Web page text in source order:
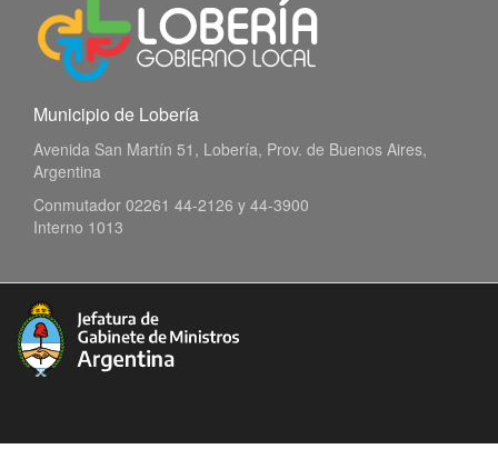
Municipio de Lobería
Avenida San Martín 51, Lobería, Prov. de Buenos Aires,
Argentina
Conmutador 02261 44-2126 y 44-3900
Interno 1013